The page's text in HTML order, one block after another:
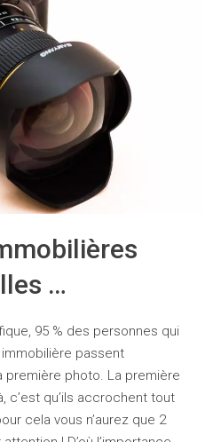
…
95 % des personnes qui
passent
première photo. La première
c’est qu’ils accrochent tout
cela vous n’aurez que 2